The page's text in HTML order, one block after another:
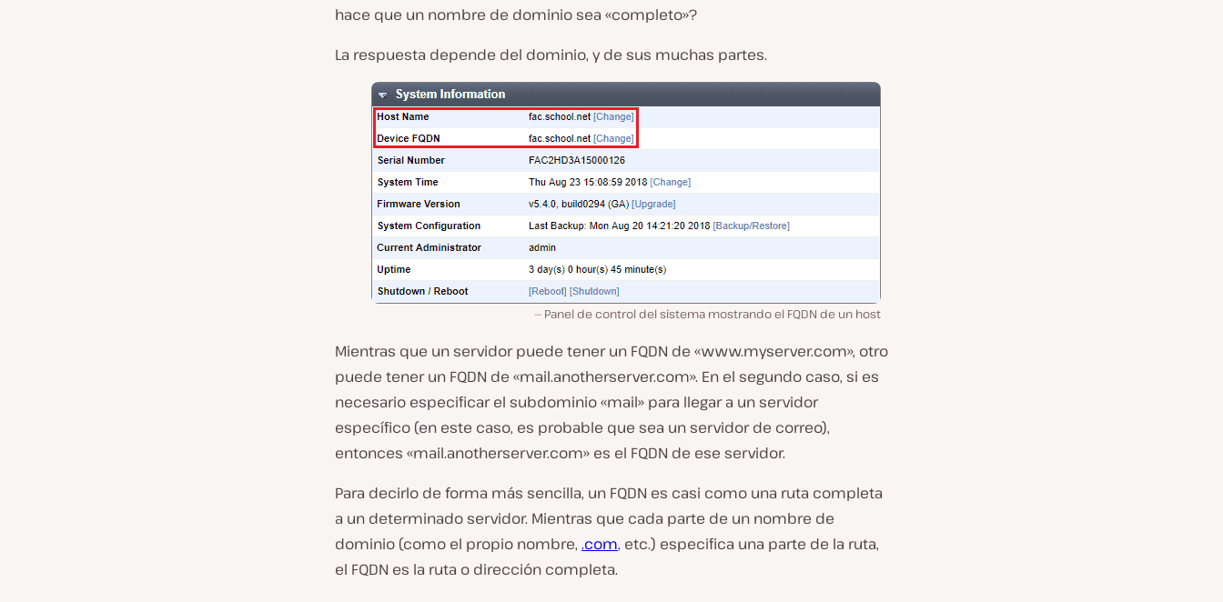
hace que un nombre de dominio sea «completo»?
La respuesta depende del dominio, y de sus muchas partes.
Panel de control del sistema mostrando el FQDN de un host
Mientras que un servidor puede tener un FQDN de «www.myserver.com», otro
puede tener un FQDN de «mail.anotherserver.com». En el segundo caso, si es
necesario especificar el subdominio «mail» para llegar a un servidor
específico (en este caso, es probable que sea un servidor de correo),
entonces «mail.anotherserver.com» es el FQDN de ese servidor.
Para decirlo de forma más sencilla, un FQDN es casi como una ruta completa
a un determinado servidor. Mientras que cada parte de un nombre de
dominio (como el propio nombre, .com, etc.) especifica una parte de la ruta,
el FQDN es la ruta o dirección completa.